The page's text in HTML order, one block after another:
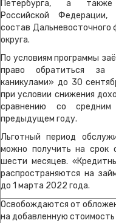
Петербурга, а также
Российской
состав Дальневосточного
округа.
По условиям программы
право обратиться за
каникулами» до 30
при условии снижения
сравнению со
предыдущем году.
Льготный период
можно получить на срок
шести месяцев.
распространяются на
до 1 марта 2022 года.
Освобождаются от
на добавленную